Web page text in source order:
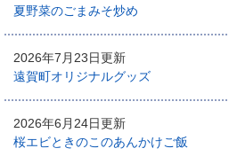
夏野菜のごまみそ炒め
2026年7月23日更新
遠賀町オリジナルグッズ
2026年6月24日更新
桜エビときのこのあんかけご飯